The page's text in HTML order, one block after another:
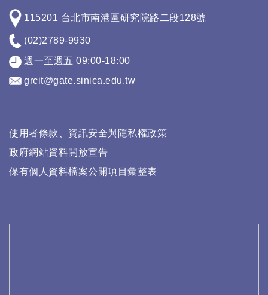
115201 台北市南港區研究院路二段128號
(02)2789-9930
週一至週五 09:00-18:00
grcit@gate.sinica.edu.tw
使用者條款、資訊安全與隱私權政策
政府網站資料開放宣告
保有個人資料檔案公開項目彙整表